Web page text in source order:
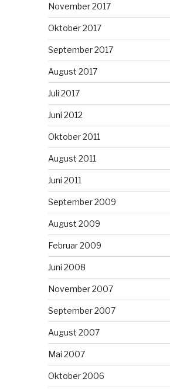
November 2017
Oktober 2017
September 2017
August 2017
Juli 2017
Juni 2012
Oktober 2011
August 2011
Juni 2011
September 2009
August 2009
Februar 2009
Juni 2008
November 2007
September 2007
August 2007
Mai 2007
Oktober 2006